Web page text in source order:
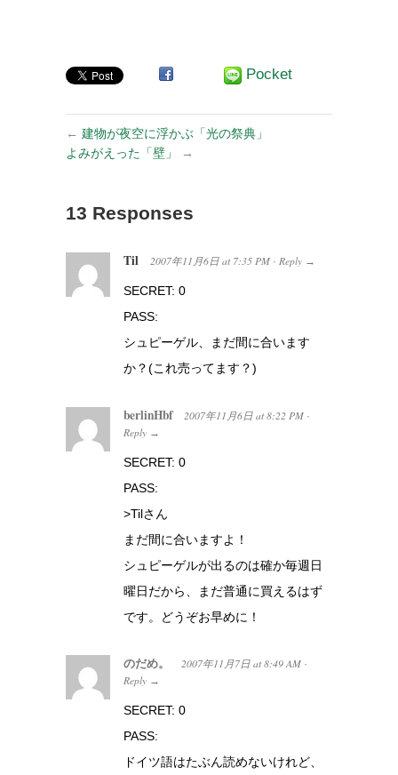
Pocket
← 建物が夜空に浮かぶ「光の祭典」
よみがえった「壁」
→
13 Responses
Til 2007年11月6日 at 7:35 PM · Reply →
SECRET: 0
PASS:
シュピーゲル、まだ間に合います
か？(これ売ってます？)
berlinHbf 2007年11月6日 at 8:22 PM ·
Reply →
SECRET: 0
PASS:
>Tilさん
まだ間に合いますよ！
シュピーゲルが出るのは確か毎週日
曜日だから、まだ普通に買えるはず
です。どうぞお早めに！
のだめ。 2007年11月7日 at 8:49 AM ·
Reply →
SECRET: 0
PASS:
ドイツ語はたぶん読めないけれど、